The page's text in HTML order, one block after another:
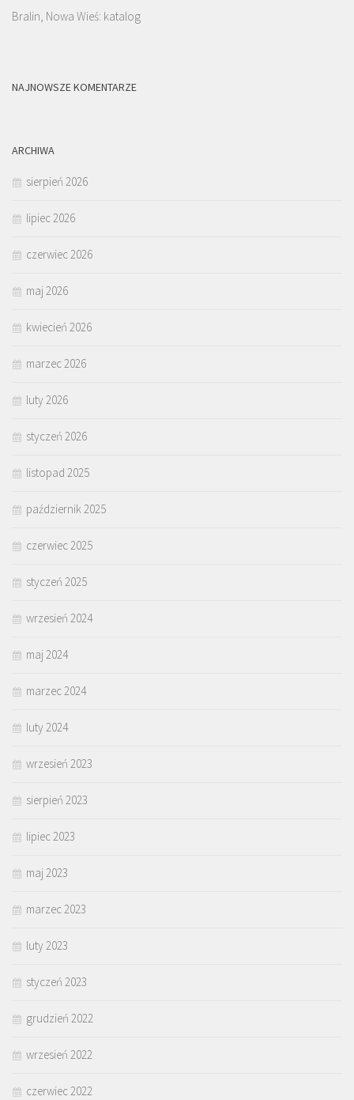
Bralin, Nowa Wieś: katalog
NAJNOWSZE KOMENTARZE
ARCHIWA
sierpień 2026
lipiec 2026
czerwiec 2026
maj 2026
kwiecień 2026
marzec 2026
luty 2026
styczeń 2026
listopad 2025
październik 2025
czerwiec 2025
styczeń 2025
wrzesień 2024
maj 2024
marzec 2024
luty 2024
wrzesień 2023
sierpień 2023
lipiec 2023
maj 2023
marzec 2023
luty 2023
styczeń 2023
grudzień 2022
wrzesień 2022
czerwiec 2022